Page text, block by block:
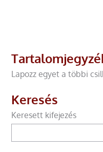
Lapozz egyet a többi
Keresés
Keresett kifejezés